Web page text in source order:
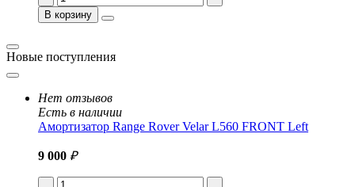
В корзину
Новые поступления
Нет отзывов
Есть в наличии
Амортизатор Range Rover Velar L560 FRONT Left
9 000 ₽